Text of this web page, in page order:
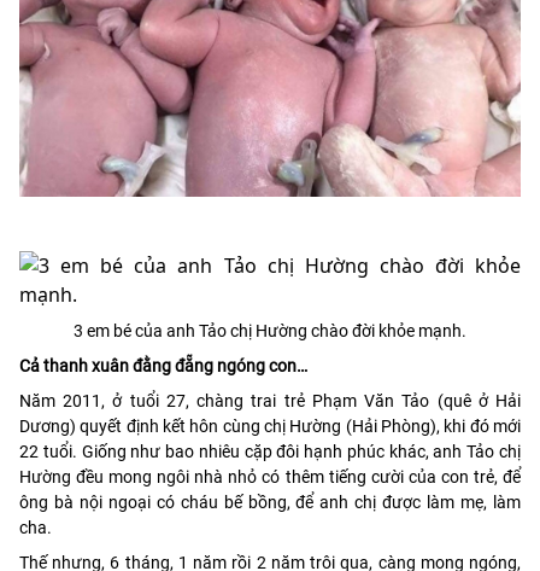
3 em bé của anh Tảo chị Hường chào đời khỏe mạnh.
Cả thanh xuân đằng đẵng ngóng con…
Năm 2011, ở tuổi 27, chàng trai trẻ Phạm Văn Tảo (quê ở Hải
Dương) quyết định kết hôn cùng chị Hường (Hải Phòng), khi đó mới
22 tuổi. Giống như bao nhiêu cặp đôi hạnh phúc khác, anh Tảo chị
Hường đều mong ngôi nhà nhỏ có thêm tiếng cười của con trẻ, để
ông bà nội ngoại có cháu bế bồng, để anh chị được làm mẹ, làm
cha.
Thế nhưng, 6 tháng, 1 năm rồi 2 năm trôi qua, càng mong ngóng,